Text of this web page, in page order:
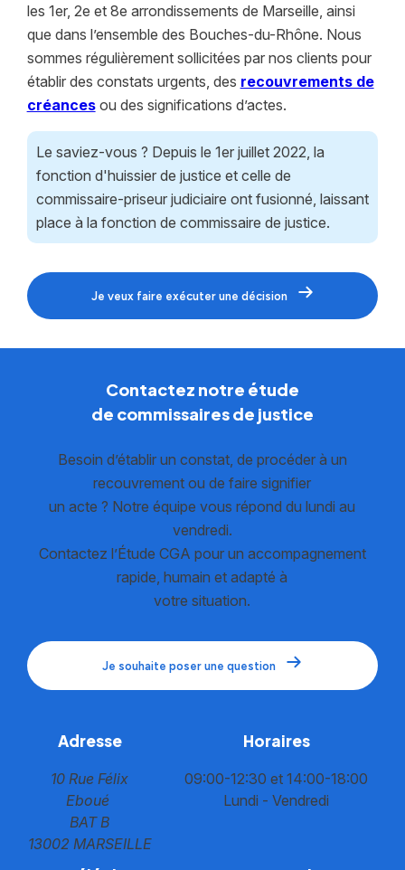
les 1er, 2e et 8e arrondissements de Marseille, ainsi
que dans l’ensemble des Bouches-du-Rhône. Nous
sommes régulièrement sollicitées par nos clients pour
établir des constats urgents, des recouvrements de
créancesou des significations d’actes.
Le saviez-vous ? Depuis le 1er juillet 2022, la
fonction d'huissier de justice et celle de
commissaire-priseur judiciaire ont fusionné, laissant
place à la fonction de commissaire de justice.
Je veux faire exécuter une décision
Contactez notre étude
de commissaires de justice
Besoin d’établir un constat, de procéder à un
recouvrement ou de faire signifier
un acte ? Notre équipe vous répond du lundi au
vendredi.
Contactez l’Étude CGA pour un accompagnement
rapide, humain et adapté à
votre situation.
Je souhaite poser une question
Adresse
10 Rue Félix
Eboué
BAT B
13002 MARSEILLE
Horaires
09:00-12:30 et 14:00-18:00
Lundi - Vendredi